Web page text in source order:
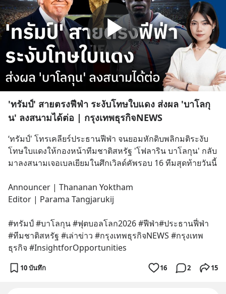
'ทรัมป์' สายตรงฟีฟ่า ระงับโทษใบแดง ส่งผล 'บาโลกุ
น' ลงสนามได้ต่อ | กรุงเทพธุรกิจNEWS
‘ทรัมป์' โทรเคลียร์ประธานฟีฟ่า จนยอมหักดิบพลิกมติระงับ
โทษใบแดงให้กองหน้าทีมชาติสหรัฐ 'โฟลาริน บาโลกุน' กลับ
มาลงสนามเจอเบลเยียมในศึกเวิลด์คัพรอบ 16 ทีมสุดท้ายวันนี้
Announcer | Thananan Yoktham
Editor | Parama Tangjarukij
#ทรัมป์ #บาโลกุน #ฟุตบอลโลก2026 #ฟีฟ่า#ประธานฟี่ฟ่า
#ทีมชาติสหรัฐ #เล่าข่าว #กรุงเทพธุรกิจNEWS #กรุงเทพ
ธุรกิจ #InsightforOpportunities
10 บันทึก 16 2 15